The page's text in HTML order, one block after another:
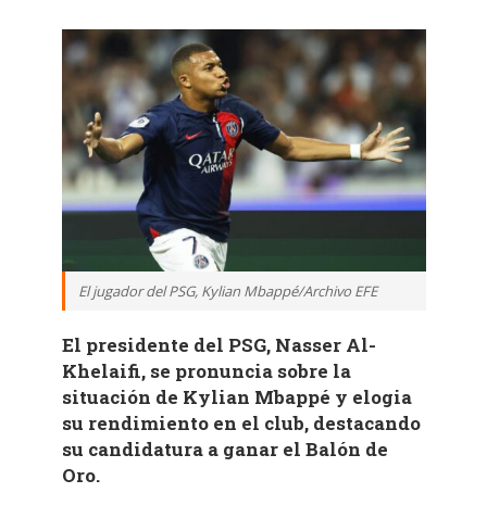
El jugador del PSG, Kylian Mbappé/Archivo EFE
El presidente del PSG, Nasser Al-
Khelaifi, se pronuncia sobre la
situación de Kylian Mbappé y elogia
su rendimiento en el club, destacando
su candidatura a ganar el Balón de
Oro.